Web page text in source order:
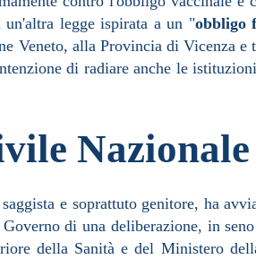
legge ispirata a un "obbligo
Veneto, alla Provincia di Vicenza
di radiare anche le
Nazionale
e soprattuto genitore, ha
di una deliberazione, in
della Sanità e del Ministero